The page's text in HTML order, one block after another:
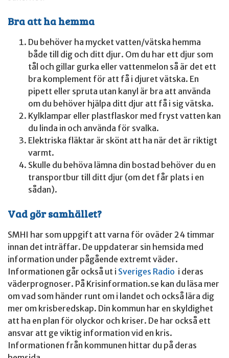
Bra att ha hemma
Du behöver ha mycket vatten/vätska hemma
både till dig och ditt djur. Om du har ett djur som
tål och gillar gurka eller vattenmelon så är det ett
bra komplement för att få i djuret vätska. En
pipett eller spruta utan kanyl är bra att använda
om du behöver hjälpa ditt djur att få i sig vätska.
Kylklampar eller plastflaskor med fryst vatten kan
du linda in och använda för svalka.
Elektriska fläktar är skönt att ha när det är riktigt
varmt.
Skulle du behöva lämna din bostad behöver du en
transportbur till ditt djur (om det får plats i en
sådan).
Vad gör samhället?
SMHI har som uppgift att varna för oväder 24 timmar
innan det inträffar. De uppdaterar sin hemsida med
information under pågående extremt väder.
Informationen går också ut i Sveriges Radio i deras
väderprognoser. På Krisinformation.se kan du läsa mer
om vad som händer runt om i landet och också lära dig
mer om krisberedskap. Din kommun har en skyldighet
att ha en plan för olyckor och kriser. De har också ett
ansvar att ge viktig information vid en kris.
Informationen från kommunen hittar du på deras